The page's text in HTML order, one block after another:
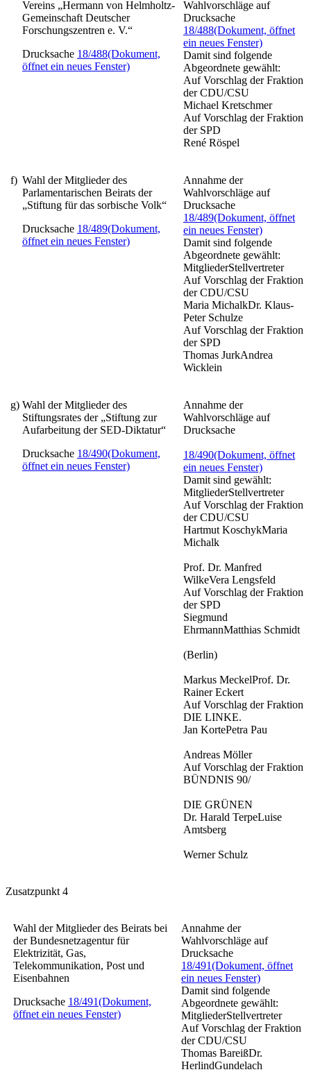
Vereins „Hermann von Helmholtz-
Gemeinschaft Deutscher
Forschungszentren e. V.“
Drucksache 18/488(Dokument,
öffnet ein neues Fenster)
Wahlvorschläge auf
Drucksache
18/488(Dokument, öffnet
ein neues Fenster)
Damit sind folgende
Abgeordnete gewählt:
Auf Vorschlag der Fraktion
der CDU/CSU
Michael Kretschmer
Auf Vorschlag der Fraktion
der SPD
René Röspel
f) Wahl der Mitglieder des
Parlamentarischen Beirats der
„Stiftung für das sorbische Volk“
Drucksache 18/489(Dokument,
öffnet ein neues Fenster)
Annahme der
Wahlvorschläge auf
Drucksache
18/489(Dokument, öffnet
ein neues Fenster)
Damit sind folgende
Abgeordnete gewählt:
MitgliederStellvertreter
Auf Vorschlag der Fraktion
der CDU/CSU
Maria MichalkDr. Klaus-
Peter Schulze
Auf Vorschlag der Fraktion
der SPD
Thomas JurkAndrea
Wicklein
g) Wahl der Mitglieder des
Stiftungsrates der „Stiftung zur
Aufarbeitung der SED-Diktatur“
Drucksache 18/490(Dokument,
öffnet ein neues Fenster)
Annahme der
Wahlvorschläge auf
Drucksache
18/490(Dokument, öffnet
ein neues Fenster)
Damit sind gewählt:
MitgliederStellvertreter
Auf Vorschlag der Fraktion
der CDU/CSU
Hartmut KoschykMaria
Michalk
Prof. Dr. Manfred
WilkeVera Lengsfeld
Auf Vorschlag der Fraktion
der SPD
Siegmund
EhrmannMatthias Schmidt
(Berlin)
Markus MeckelProf. Dr.
Rainer Eckert
Auf Vorschlag der Fraktion
DIE LINKE.
Jan KortePetra Pau
Andreas Möller
Auf Vorschlag der Fraktion
BÜNDNIS 90/
DIE GRÜNEN
Dr. Harald TerpeLuise
Amtsberg
Werner Schulz
Zusatzpunkt 4
Wahl der Mitglieder des Beirats bei
der Bundesnetzagentur für
Elektrizität, Gas,
Telekommunikation, Post und
Eisenbahnen
Drucksache 18/491(Dokument,
öffnet ein neues Fenster)
Annahme der
Wahlvorschläge auf
Drucksache
18/491(Dokument, öffnet
ein neues Fenster)
Damit sind folgende
Abgeordnete gewählt:
MitgliederStellvertreter
Auf Vorschlag der Fraktion
der CDU/CSU
Thomas BareißDr.
HerlindGundelach